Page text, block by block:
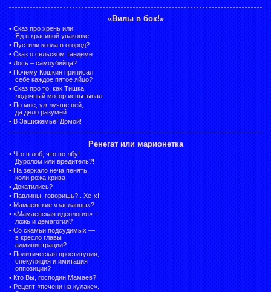
«Вилы в бок!»
• Сказ про хрень или
Яд в красивой упаковке
• Пустили козла в огород?
• Сказ о сельском тандеме
• Лось – самоубийца?
• Почему Кошкин приписал
себе каждое пятое яйцо?
• Сказ про то, как Тишка
лодочный мотор испытывал
• По мне, уж лучше пей,
да дело разумей
• В Зашижемье! Домой!
Ренегат или марионетка
• Что в лоб, что по лбу!
Дуролом или вредитель?!
• На зеркало неча пенять,
коли рожа крива
• Докатились?
• Павлины, говоришь?.. Хе-х!
• Мамаевские «засланцы»?
• «Мамаевская идеология» –
ложь и демагогия?
• Со скамьи подсудимых —
в кресло главы
администрации?
• Политическая проституция,
спекуляция и имитация
оппозиции?
• Кто Вы, господин Мамаев?
• Рецепт «печени на кулаке».